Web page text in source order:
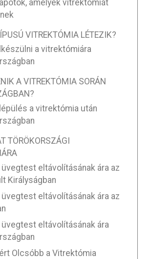
amelyek vitrektómiát
VITREKTÓMIA LÉTEZIK?
a vitrektómiára
A VITREKTÓMIA SORÁN
a vitrektómia után
TÖRÖKORSZÁGI
üvegtest eltávolításának ára az
Királyságban
üvegtest eltávolításának ára az
üvegtest eltávolításának ára
Olcsóbb a Vitrektómia